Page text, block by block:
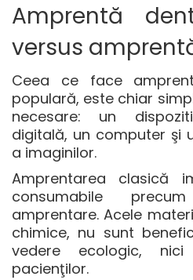
Amprentă
versus
Ceea ce face
populară, este chiar
necesare: un
digitală, un computer şi
a imaginilor.
Amprentarea clasică
consumabile
amprentare. Acele
chimice, nu sunt
vedere ecologic,
pacienţilor.